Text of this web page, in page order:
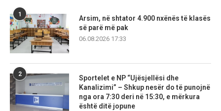
1
Arsim, në shtator 4.900 nxënës të klasës
së parë më pak
06.08.2026 17:33
2
Sportelet e NP “Ujësjellësi dhe
Kanalizimi” – Shkup nesër do të punojnë
nga ora 7:30 deri në 15:30, e mërkura
është ditë jopune